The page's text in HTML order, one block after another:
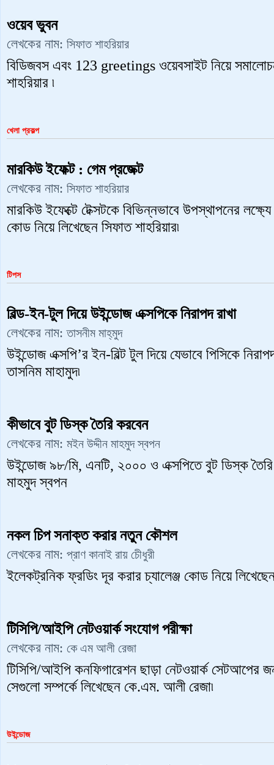
ওয়েব ভুবন
লেখকের নাম: সিফাত শাহরিয়ার
বিডিজবস এবং 123 greetings ওয়েবসাইট নিয়ে
শাহরিয়ার ৷
খেলা প্রকল্প
মারকিউ ইফেক্ট : গেম প্রজেক্ট
লেখকের নাম: সিফাত শাহরিয়ার
মারকিউ ইফেক্টে টেক্সটকে বিভিন্নভাবে উপস্থাপনের
কোড নিয়ে লিখেছেন সিফাত শাহরিয়ার৷
টিপস
বিল্ড-ইন-টুল দিয়ে উইন্ডোজ এক্সপিকে নিরাপদ রাখা
লেখকের নাম:তাসনীম মাহ্‌মুদ
উইন্ডোজ এক্সপি’র ইন-বিল্ট টুল দিয়ে যেভাবে পিসিকে
তাসনিম মাহামুদ৷
কীভাবে বুট ডিস্ক তৈরি করবেন
লেখকের নাম: মইন উদ্দীন মাহমুদ স্বপন
উইন্ডোজ ৯৮/মি, এনটি, ২০০০ ও এক্সপিতে বুট ডিস্ক তৈরি
মাহমুদ স্বপন
নকল চিপ সনাক্ত করার নতুন কৌশল
লেখকের নাম: প্রাণ কানাই রায় চেীধুরী
ইলেকট্রনিক ফ্রডিং দূর করার চ্যালেঞ্জ কোড নিয়ে
টিসিপি/আইপি নেটওয়ার্ক সংযোগ পরীক্ষা
লেখকের নাম: কে এম আলী রেজা
টিসিপি/আইপি কনফিগারেশন ছাড়া নেটওয়ার্ক সেটআপের
সেগুলো সম্পর্কে লিখেছেন কে.এম. আলী রেজা৷
উইন্ডোজ